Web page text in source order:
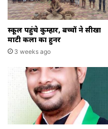
स्कूल पहुंचे कुम्हार, बच्चों ने सीखा
माटी कला का हुनर
3 weeks ago